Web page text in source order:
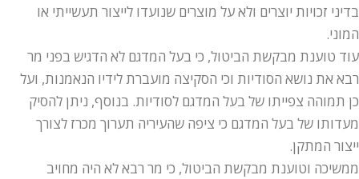
בדיני זכויות יוצרים ולא על מוצרים שנועדו לייצור תעשייתי או
המוני.
עוד טוענת מבקשת הביטול, כי בעל המדגם לא הדגיש בפני מר
רבא את נושא הסודיות וכי הסקיצה מועברת לידיו הנאמנות, ועל
כן תמוהה צפייתו של בעל המדגם לסודיות. בנוסף, ניתן להסיק
מעדותו של בעל המדגם כי ציפה שהעיריה תערוך מכרז לצורך
ייצור המתקן.
ממשיכה וטוענת מבקשת הביטול, כי מר רבא לא היה מחויב